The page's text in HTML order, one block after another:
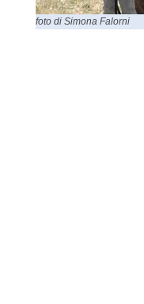
foto di Simona Falorni